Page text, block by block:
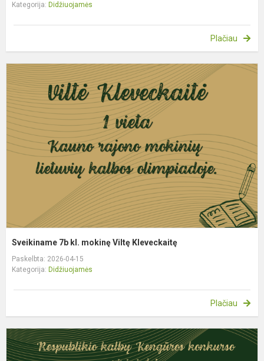
Kategorija: Didžiuojamės
Plačiau
Sveikiname 7b kl. mokinę Viltę Kleveckaitę
Paskelbta: 2026-04-15
Kategorija: Didžiuojamės
Plačiau